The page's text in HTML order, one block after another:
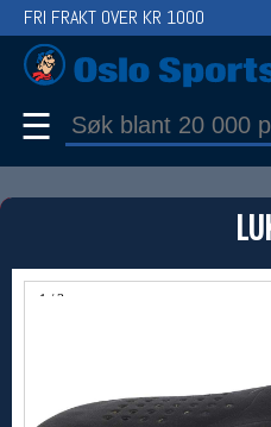
1 / 3
FRI FRAKT OVER KR 1000
☰
Bruk filter